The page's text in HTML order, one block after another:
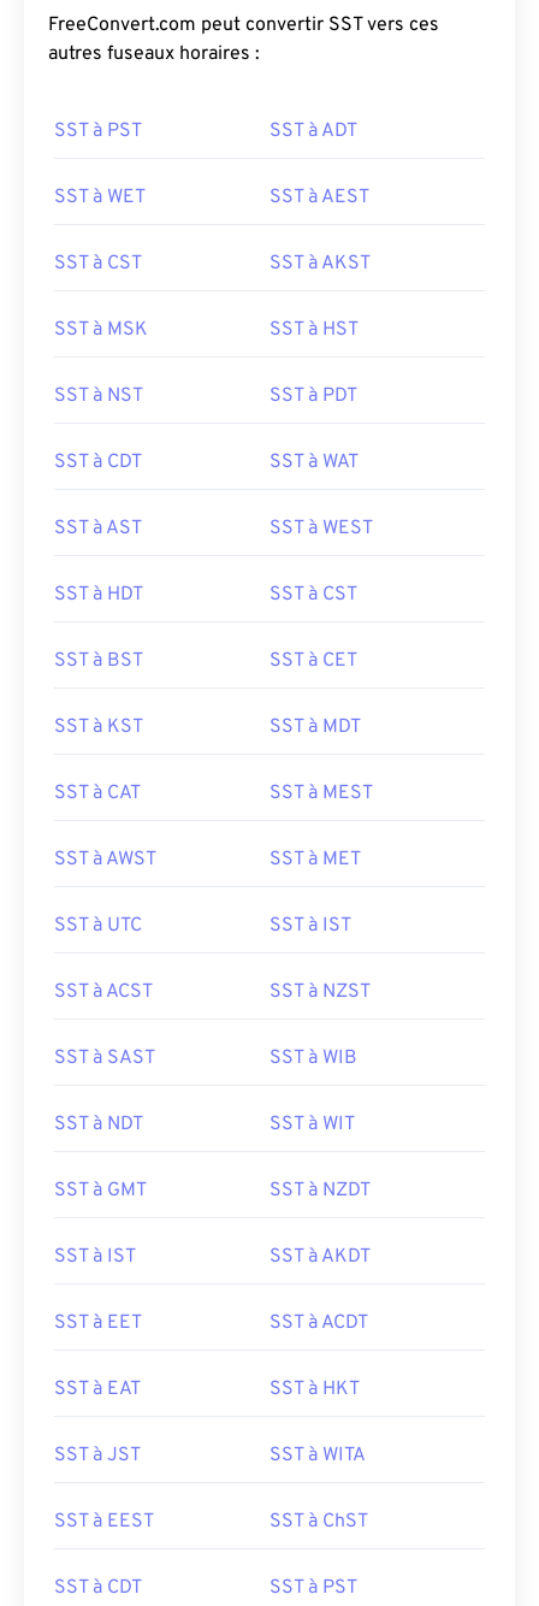
FreeConvert.com peut convertir SST vers ces
autres fuseaux horaires :
SST à PST SST à ADT
SST à WET SST à AEST
SST à CST SST à AKST
SST à MSK SST à HST
SST à NST SST à PDT
SST à CDT SST à WAT
SST à AST SST à WEST
SST à HDT SST à CST
SST à BST SST à CET
SST à KST SST à MDT
SST à CAT SST à MEST
SST à AWST SST à MET
SST à UTC SST à IST
SST à ACST SST à NZST
SST à SAST SST à WIB
SST à NDT SST à WIT
SST à GMT SST à NZDT
SST à IST SST à AKDT
SST à EET SST à ACDT
SST à EAT SST à HKT
SST à JST SST à WITA
SST à EEST SST à ChST
SST à CDT SST à PST